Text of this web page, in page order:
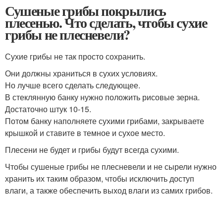
Сушеные грибы покрылись
плесенью. Что сделать, чтобы сухие
грибы не плесневели?
Сухие грибы не так просто сохранить.
Они должны храниться в сухих условиях.
Но лучше всего сделать следующее.
В стеклянную банку нужно положить рисовые зерна.
Достаточно штук 10-15.
Потом банку наполняете сухими грибами, закрываете
крышкой и ставите в темное и сухое место.
Плесени не будет и грибы будут всегда сухими.
Чтобы сушеные грибы не плесневели и не сырели нужно
хранить их таким образом, чтобы исключить доступ
влаги, а также обеспечить выход влаги из самих грибов.